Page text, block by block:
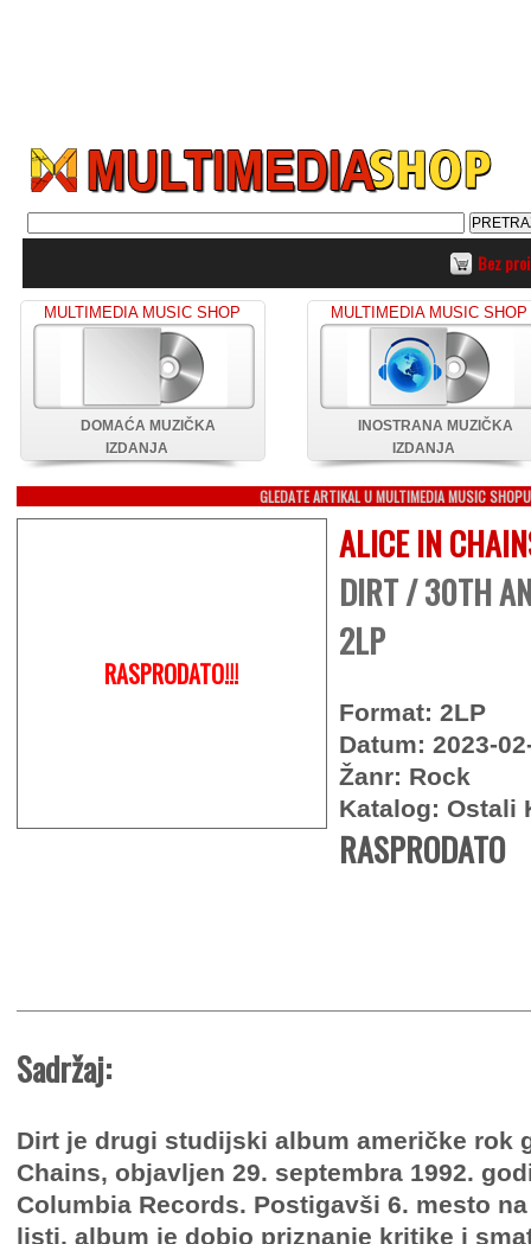
Bez
MULTIMEDIA MUSIC SHOP
DOMAĆA MUZIČKA
IZDANJA
MULTIMEDIA MUSIC SHOP
INOSTRANA MUZIČKA
IZDANJA
GLEDATE ARTIKAL U MULTIMEDIA MUSIC SHOPU
RASPRODATO!!!
ALICE IN
DIRT / 30TH
2LP
Format: 2LP
Datum: 2023-
Žanr: Rock
Katalog: Ostali
RASPRODATO
Sadržaj:
Dirt je drugi studijski album američke rok
Chains, objavljen 29. septembra 1992.
Columbia Records. Postigavši 6. mesto
listi, album je dobio priznanje kritike i